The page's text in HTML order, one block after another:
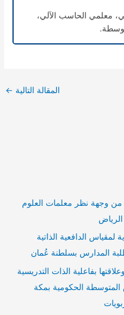
معلمي الحاسب الآلي،
المقالة التالية ←
من وجهة نظر معلمات العلوم
لمقياس الدافعية الذاتية
المدارس بسلطنة عُمان
بفاعلية الذات التدريسية
الحكومية بمكة